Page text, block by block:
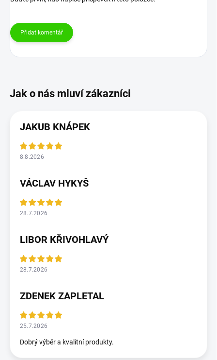
Přidat komentář
JAKUB KNÁPEK
8.8.2026
VÁCLAV HYKYŠ
28.7.2026
LIBOR KŘIVOHLAVÝ
28.7.2026
ZDENEK ZAPLETAL
25.7.2026
Dobrý výběr a kvalitní produkty.